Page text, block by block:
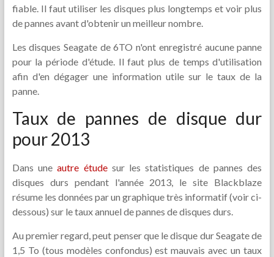
fiable. Il faut utiliser les disques plus longtemps et voir plus
de pannes avant d'obtenir un meilleur nombre.
Les disques Seagate de 6TO n'ont enregistré aucune panne
pour la période d'étude. Il faut plus de temps d'utilisation
afin d'en dégager une information utile sur le taux de la
panne.
Taux de pannes de disque dur
pour 2013
Dans uneautre étudesur les statistiques de pannes des
disques durs pendant l'année 2013, le site Blackblaze
résume les données par un graphique très informatif (voir ci-
dessous) sur le taux annuel de pannes de disques durs.
Au premier regard, peut penser que le disque dur Seagate de
1,5 To (tous modèles confondus) est mauvais avec un taux